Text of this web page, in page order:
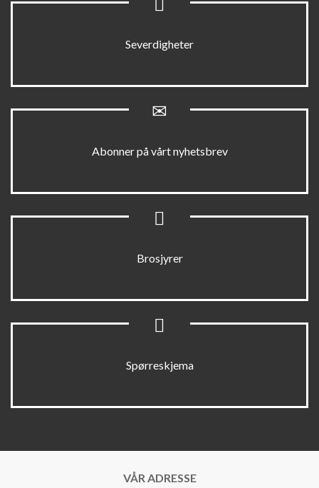
Severdigheter
Abonner på vårt nyhetsbrev
Brosjyrer
Spørreskjema
VÅR ADRESSE